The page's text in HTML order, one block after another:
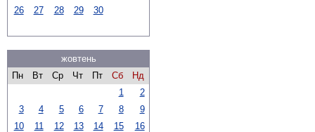
26
27 28 29 30
жовтень
Пн
Вт Ср Чт Пт Сб
Нд
1
2
3
4 5 6 7 8
9
10
11 12 13 14 15
16